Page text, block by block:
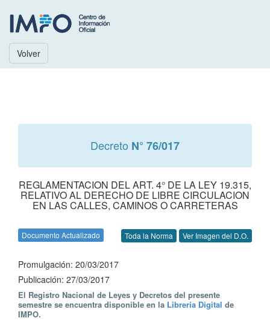
Volver
Decreto N° 76/017
REGLAMENTACION DEL ART. 4° DE LA LEY 19.315,
RELATIVO AL DERECHO DE LIBRE CIRCULACION
EN LAS CALLES, CAMINOS O CARRETERAS
Documento Actualizado Toda la Norma Ver Imagen del D.O.
Promulgación: 20/03/2017
Publicación: 27/03/2017
El Registro Nacional de Leyes y Decretos del presente
semestre se encuentra disponible en la Librería Digital de
IMPO.